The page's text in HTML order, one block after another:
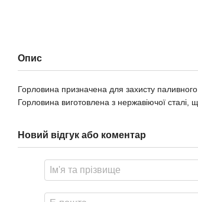
Опис
Горловина призначена для захисту паливного
Горловина виготовлена з нержавіючої сталі,
Новий відгук або коментар